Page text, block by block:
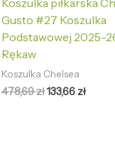
Koszulka piłkarska
Gusto #27 Koszulka
Podstawowej 2025-
Rękaw
Koszulka Chelsea
478,69zł133,66 zł